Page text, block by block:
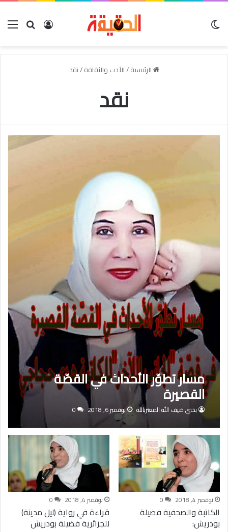
بحث عنتسجيل
الرئيسية/الأدب والثقافة/نقد
نقد
مسار تطوّر الأحداث في القصّة
القصيرة
بختي ضيف الله المعتزبالله نوفمبر 6, 2018 0
نوفمبر 4, 2018 0
الكاتبة والصحفية فضيلة
بودريش:
نوفمبر 4, 2018 0
قراءة في رواية (ليل مدينة)
للجزائرية فضيلة بودريش